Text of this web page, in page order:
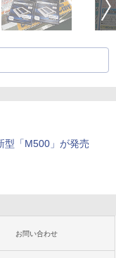
型「M500」が発売
お問い合わせ